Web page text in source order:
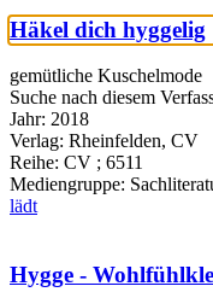
Häkel dich hyggelig
gemütliche Kuschelmode
Suche nach diesem
Jahr: 2018
Verlag: Rheinfelden, CV
Reihe: CV ; 6511
Mediengruppe:
lädt
Hygge -